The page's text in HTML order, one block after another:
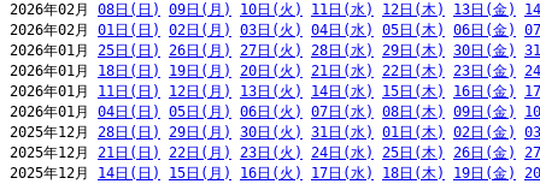
2026年02月 08日(日) 09日(月) 10日(火) 11日(水) 12日(木) 13日(金)
2026年02月 01日(日) 02日(月) 03日(火) 04日(水) 05日(木) 06日(金)
2026年01月 25日(日) 26日(月) 27日(火) 28日(水) 29日(木) 30日(金)
2026年01月 18日(日) 19日(月) 20日(火) 21日(水) 22日(木) 23日(金)
2026年01月 11日(日) 12日(月) 13日(火) 14日(水) 15日(木) 16日(金)
2026年01月 04日(日) 05日(月) 06日(火) 07日(水) 08日(木) 09日(金)
2025年12月 28日(日) 29日(月) 30日(火) 31日(水) 01日(木) 02日(金)
2025年12月 21日(日) 22日(月) 23日(火) 24日(水) 25日(木) 26日(金)
2025年12月 14日(日) 15日(月) 16日(火) 17日(水) 18日(木) 19日(金)